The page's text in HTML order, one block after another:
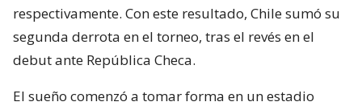
respectivamente. Con este resultado, Chile sumó su
segunda derrota en el torneo, tras el revés en el
debut ante República Checa.
El sueño comenzó a tomar forma en un estadio